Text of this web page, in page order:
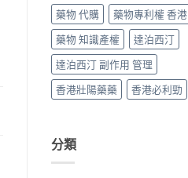
藥物 代購
藥物專利權 香港
藥物 知識產權
達泊西汀
達泊西汀 副作用 管理
香港壯陽藥藥
香港必利勁
分類